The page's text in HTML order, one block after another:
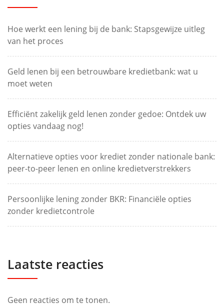
Hoe werkt een lening bij de bank: Stapsgewijze uitleg
van het proces
Geld lenen bij een betrouwbare kredietbank: wat u
moet weten
Efficiënt zakelijk geld lenen zonder gedoe: Ontdek uw
opties vandaag nog!
Alternatieve opties voor krediet zonder nationale bank:
peer-to-peer lenen en online kredietverstrekkers
Persoonlijke lening zonder BKR: Financiële opties
zonder kredietcontrole
Laatste reacties
Geen reacties om te tonen.